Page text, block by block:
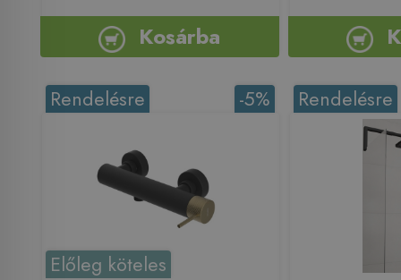
Kosárba
-5%
Rendelésre
Előleg köteles
Rendelésre